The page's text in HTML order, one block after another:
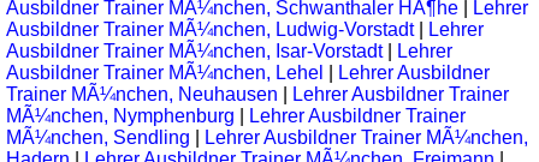
Ausbildner Trainer MÃ¼nchen, Schwanthaler HÃ¶he
Lehrer
Ausbildner Trainer MÃ¼nchen, Ludwig-Vorstadt
Lehrer
Ausbildner Trainer MÃ¼nchen, Isar-Vorstadt
Lehrer
Ausbildner Trainer MÃ¼nchen, Lehel
Lehrer Ausbildner
Trainer MÃ¼nchen, Neuhausen
Lehrer Ausbildner Trainer
MÃ¼nchen, Nymphenburg
Lehrer Ausbildner Trainer
MÃ¼nchen, Sendling
Lehrer Ausbildner Trainer MÃ¼nchen,